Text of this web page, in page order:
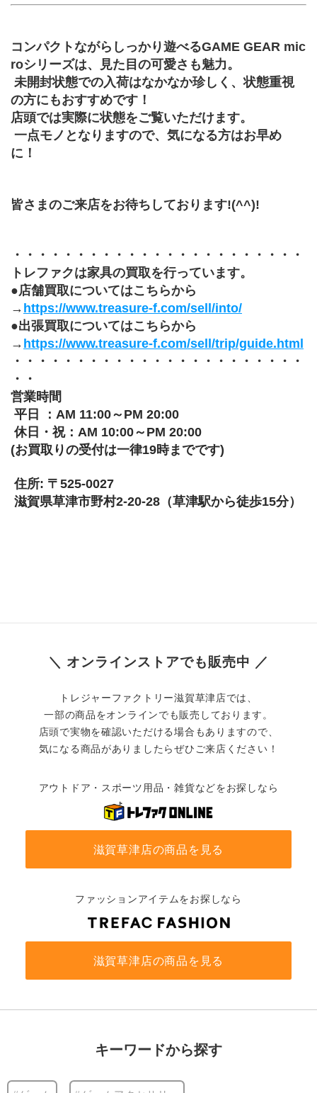
コンパクトながらしっかり遊べるGAME GEAR mic
roシリーズは、見た目の可愛さも魅力。
の方にもおすすめです！
店頭では実際に状態をご覧いただけます。
に！
皆さまのご来店をお待ちしております!(^^)!
・・・・・・・・・・・・・・・・・・・・・・・
トレファクは家具の買取を行っています。
●店舗買取についてはこちらから
→ https://www.treasure-f.com/sell/into/
●出張買取についてはこちらから
→ https://www.treasure-f.com/sell/trip/guide.html
・・・・・・・・・・・・・・・・・・・・・・・
・・
営業時間
平日 ：AM 11:00～PM 20:00
休日・祝：AM 10:00～PM 20:00
(お買取りの受付は一律19時までです)
住所: 〒525-0027
滋賀県草津市野村2-20-28（草津駅から徒歩15分）
＼ オンラインストアでも販売中 ／
トレジャーファクトリー滋賀草津店では、
一部の商品をオンラインでも販売しております。
店頭で実物を確認いただける場合もありますので、
気になる商品がありましたらぜひご来店ください！
アウトドア・スポーツ用品・雑貨などをお探しなら
滋賀草津店の商品を見る
ファッションアイテムをお探しなら
滋賀草津店の商品を見る
キーワードから探す